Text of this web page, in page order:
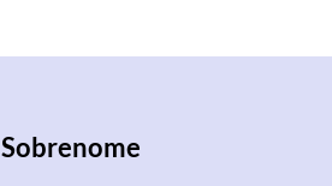
Sobrenome